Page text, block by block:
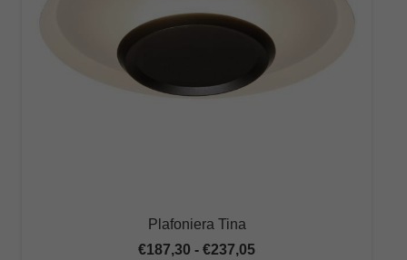
Plafoniera Tina
€187,30 - €237,05Fascia